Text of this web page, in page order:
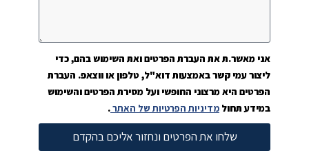
אני מאשר.ת את העברת הפרטים ואת השימוש בהם, כדי
ליצור עמי קשר באמצעות דוא"ל, טלפון או ווצאפ. העברת
הפרטים היא מרצוני החופשי ועל מסירת הפרטים והשימוש
במידע תחול מדיניות הפרטיות של האתר.
שלחו את הפרטים ונחזור אליכם בהקדם